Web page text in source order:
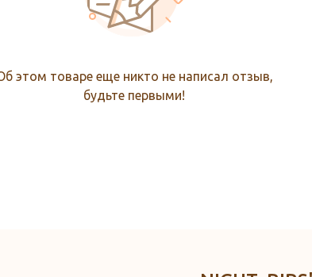
этом товаре еще никто не написал отзыв,
будьте первыми!